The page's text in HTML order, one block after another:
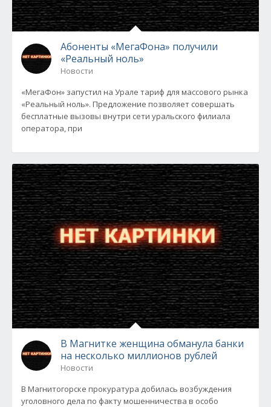
Абоненты «МегаФона» получили
«Реальный ноль»
Новости
«МегаФон» запустил на Урале тариф для массового рынка
«Реальный ноль». Предложение позволяет совершать
бесплатные вызовы внутри сети уральского филиала
оператора, при
В Магнитке женщина обманула банки
на несколько миллионов рублей
Новости
В Магнитогорске прокуратура добилась возбуждения
уголовного дела по факту мошенничества в особо